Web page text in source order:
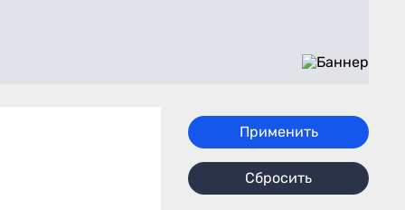
Применить
Сбросить